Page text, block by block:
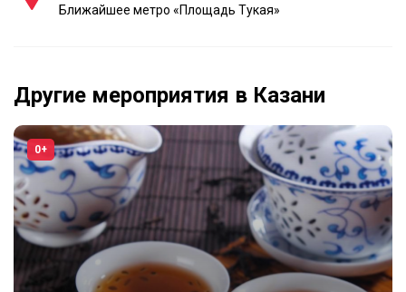
Ближайшее метро «Площадь Тукая»
Другие мероприятия в Казани
0+